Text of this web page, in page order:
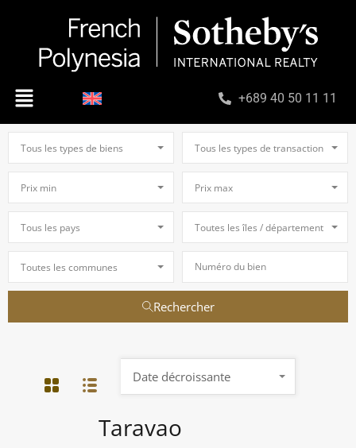
+689 40 50 11 11
Tous les types de biens Tous les types de transaction
Prix min Prix max
Tous les pays Toutes les îles / départements
Toutes les communes
Rechercher
Taravao
Date décroissante